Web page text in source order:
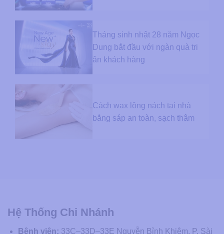
Tháng sinh nhật 28 năm Ngọc
Dung bắt đầu với ngàn quà tri
ân khách hàng
Cách wax lông nách tại nhà
bằng sáp an toàn, sạch thâm
Hệ Thống Chi Nhánh
Bệnh viện: 33C–33D–33E Nguyễn Bỉnh Khiêm, P. Sài